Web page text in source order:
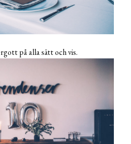
på alla sätt och vis.